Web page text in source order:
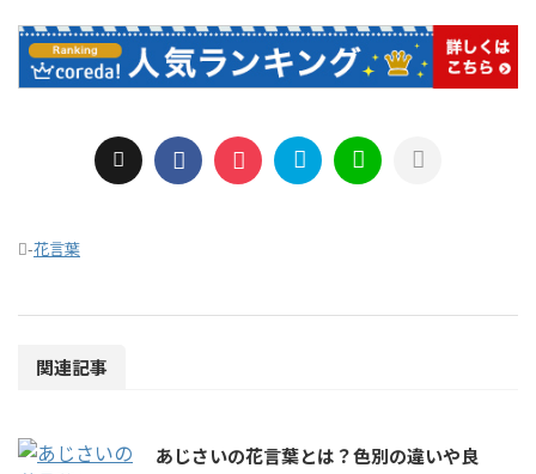
-花言葉
関連記事
あじさいの花言葉とは？色別の違いや良